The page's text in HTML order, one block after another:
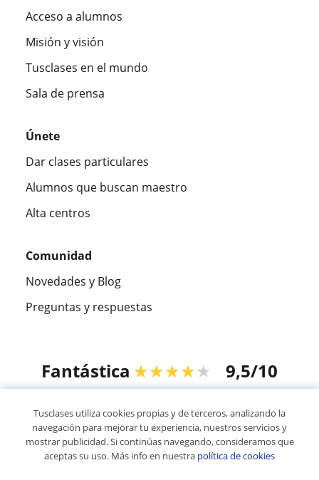
Acceso a alumnos
Misión y visión
Tusclases en el mundo
Sala de prensa
Únete
Dar clases particulares
Alumnos que buscan maestro
Alta centros
Comunidad
Novedades y Blog
Preguntas y respuestas
Fantástica ★★★★★ 9,5/10
© 2007 - 2026 Tusclases.mx
Tusclases utiliza cookies propias y de terceros, analizando la
navegación para mejorar tu experiencia, nuestros servicios y
mostrar publicidad. Si continúas navegando, consideramos que
aceptas su uso. Más info en nuestra política de cookies